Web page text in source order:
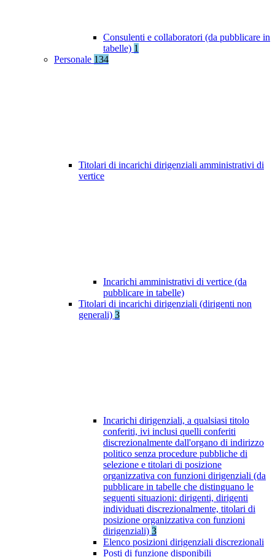
Consulenti e collaboratori (da pubblicare in
tabelle) 1
Personale 134
Titolari di incarichi dirigenziali amministrativi di
vertice
Incarichi amministrativi di vertice (da
pubblicare in tabelle)
Titolari di incarichi dirigenziali (dirigenti non
generali) 3
Incarichi dirigenziali, a qualsiasi titolo
conferiti, ivi inclusi quelli conferiti
discrezionalmente dall'organo di indirizzo
politico senza procedure pubbliche di
selezione e titolari di posizione
organizzativa con funzioni dirigenziali (da
pubblicare in tabelle che distinguano le
seguenti situazioni: dirigenti, dirigenti
individuati discrezionalmente, titolari di
posizione organizzativa con funzioni
dirigenziali) 3
Elenco posizioni dirigenziali discrezionali
Posti di funzione disponibili